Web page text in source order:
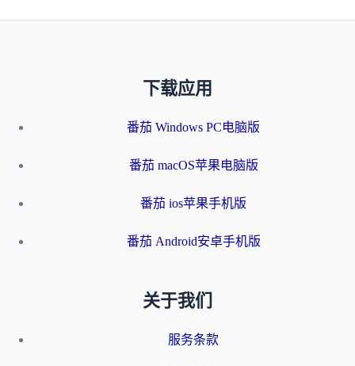
下载应用
番茄 Windows PC电脑版
番茄 macOS苹果电脑版
番茄 ios苹果手机版
番茄 Android安卓手机版
关于我们
服务条款